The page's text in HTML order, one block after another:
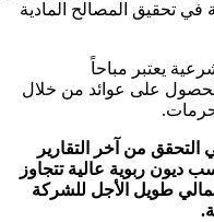
في تحقيق المصالح المادية
يعتبر مباحاً
على عوائد من خلال
التحقق من آخر التقارير
ديون ربوية عالية تتجاوز
طويل الأجل للشركة